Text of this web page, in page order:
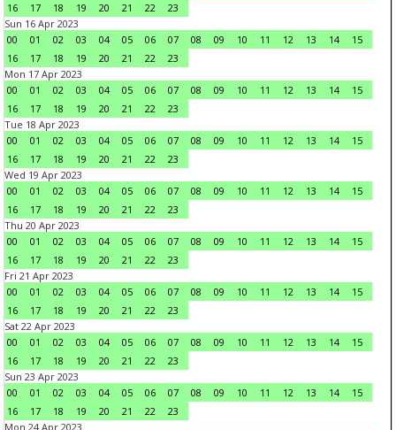
16
17 18 19 20 21 22
23
Sun 16 Apr 2023
00
01 02 03 04 05 06 07 08 09 10 11 12 13 14
15
16
17 18 19 20 21 22
23
Mon 17 Apr 2023
00
01 02 03 04 05 06 07 08 09 10 11 12 13 14
15
16
17 18 19 20 21 22
23
Tue 18 Apr 2023
00
01 02 03 04 05 06 07 08 09 10 11 12 13 14
15
16
17 18 19 20 21 22
23
Wed 19 Apr 2023
00
01 02 03 04 05 06 07 08 09 10 11 12 13 14
15
16
17 18 19 20 21 22
23
Thu 20 Apr 2023
00
01 02 03 04 05 06 07 08 09 10 11 12 13 14
15
16
17 18 19 20 21 22
23
Fri 21 Apr 2023
00
01 02 03 04 05 06 07 08 09 10 11 12 13 14
15
16
17 18 19 20 21 22
23
Sat 22 Apr 2023
00
01 02 03 04 05 06 07 08 09 10 11 12 13 14
15
16
17 18 19 20 21 22
23
Sun 23 Apr 2023
00
01 02 03 04 05 06 07 08 09 10 11 12 13 14
15
16
17 18 19 20 21 22
23
Mon 24 Apr 2023